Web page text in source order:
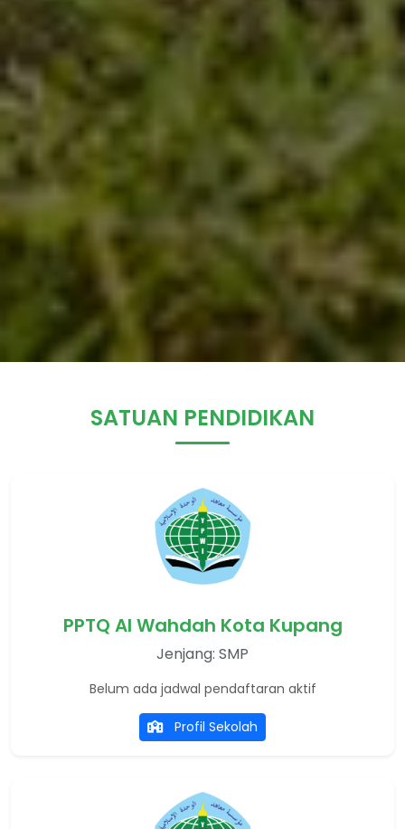
SATUAN PENDIDIKAN
PPTQ Al Wahdah Kota Kupang
Jenjang: SMP
Belum ada jadwal pendaftaran aktif
Profil Sekolah